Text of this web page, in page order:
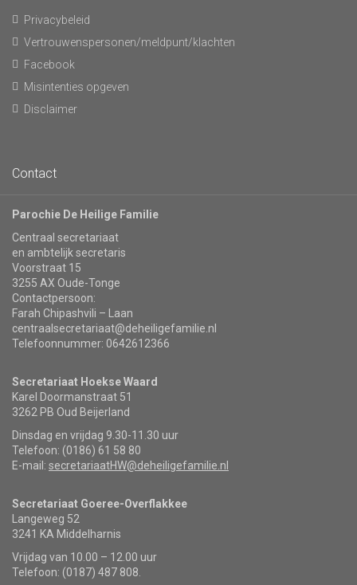
Privacybeleid
Vertrouwenspersonen/meldpunt/klachten
Facebook
Misintenties opgeven
Disclaimer
Contact
Parochie De Heilige Familie
Centraal secretariaat
en ambtelijk secretaris
Voorstraat 15
3255 AX Oude-Tonge
Contactpersoon:
Farah Chipashvili – Laan
centraalsecretariaat@deheiligefamilie.nl
Telefoonnummer: 0642612366
Secretariaat Hoekse Waard
Karel Doormanstraat 51
3262 PB Oud Beijerland
Dinsdag en vrijdag 9.30-11.30 uur
Telefoon: (0186) 61 58 80
E-mail: secretariaatHW@deheiligefamilie.nl
Secretariaat Goeree-Overflakkee
Langeweg 52
3241 KA Middelharnis
Vrijdag van 10.00 – 12.00 uur
Telefoon: (0187) 487 808.